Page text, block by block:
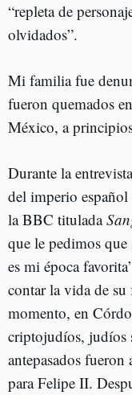
“repleta de
olvidados”.
Mi familia fue
fueron quemados
México, a
Durante la
del imperio español
la BBC titulada
que le pedimos
es mi época
contar la vida de su
momento, en
criptojudíos, judíos
antepasados
para Felipe II.